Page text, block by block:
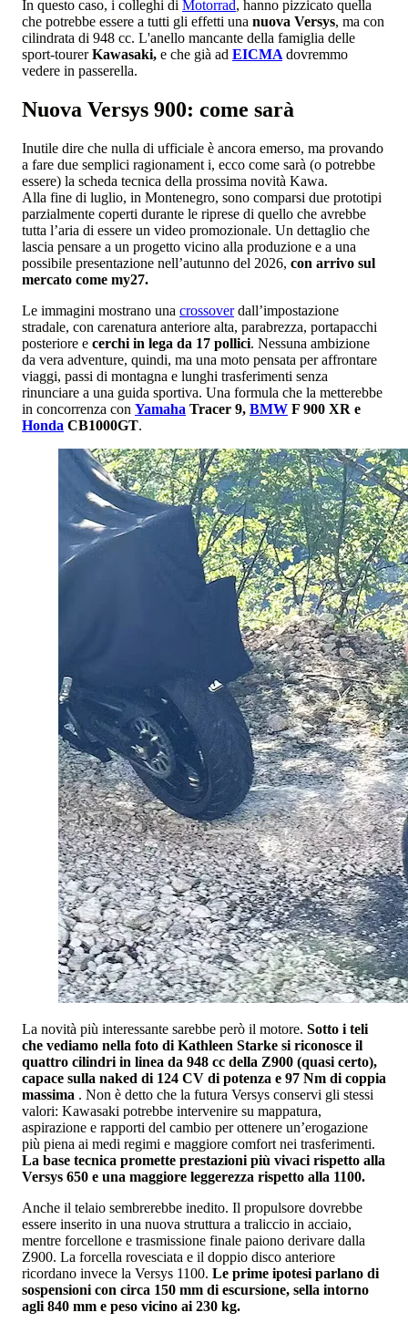
In questo caso, i colleghi di Motorrad, hanno pizzicato quella
che potrebbe essere a tutti gli effetti una nuova Versys, ma con
cilindrata di 948 cc. L'anello mancante della famiglia delle
sport-tourerKawasaki, e che già ad EICMA dovremmo
vedere in passerella.
Nuova Versys 900: come sarà
Inutile dire che nulla di ufficiale è ancora emerso, ma provando
a fare due semplici ragionament i, ecco come sarà (o potrebbe
essere) la scheda tecnica della prossima novità Kawa.
Alla fine di luglio, in Montenegro, sono comparsi due prototipi
parzialmente coperti durante le riprese di quello che avrebbe
tutta l’aria di essere un video promozionale. Un dettaglio che
lascia pensare a un progetto vicino alla produzione e a una
possibile presentazione nell’autunno del 2026, con arrivo sul
mercato come my27.
Le immagini mostrano una crossoverdall’impostazione
stradale, con carenatura anteriore alta, parabrezza, portapacchi
posteriore e cerchi in lega da 17 pollici. Nessuna ambizione
da vera adventure, quindi, ma una moto pensata per affrontare
viaggi, passi di montagna e lunghi trasferimenti senza
rinunciare a una guida sportiva. Una formula che la metterebbe
in concorrenza con Yamaha Tracer 9, BMW F 900 XR e
Honda CB1000GT.
La novità più interessante sarebbe però il motore. Sotto i teli
che vediamo nella foto di Kathleen Starke si riconosce il
quattro cilindri in linea da 948 cc della Z900 (quasi certo),
capace sulla naked di 124 CV di potenza e 97 Nm di coppia
massima . Non è detto che la futura Versys conservi gli stessi
valori: Kawasaki potrebbe intervenire su mappatura,
aspirazione e rapporti del cambio per ottenere un’erogazione
più piena ai medi regimi e maggiore comfort nei trasferimenti.
La base tecnica promette prestazioni più vivaci rispetto alla
Versys 650 e una maggiore leggerezza rispetto alla 1100.
Anche il telaio sembrerebbe inedito. Il propulsore dovrebbe
essere inserito in una nuova struttura a traliccio in acciaio,
mentre forcellone e trasmissione finale paiono derivare dalla
Z900. La forcella rovesciata e il doppio disco anteriore
ricordano invece la Versys 1100. Le prime ipotesi parlano di
sospensioni con circa 150 mm di escursione, sella intorno
agli 840 mm e peso vicino ai 230 kg.